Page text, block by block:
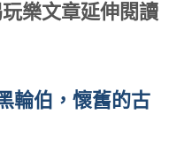
樂文章延伸閱讀
輪伯，懷舊的古